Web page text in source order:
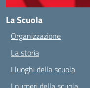
La Scuola
Organizzazione
La storia
I luoghi della scuola